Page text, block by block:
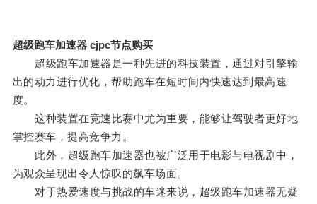
超级跑车加速器 cjpc节点购买
超级跑车加速器是一种先进的科技装置，通过对引擎输
出的动力进行优化，帮助跑车在短时间内快速达到最高速
度。
这种装置在竞速比赛中尤为重要，能够让驾驶者更好地
掌控赛车，提高竞争力。
此外，超级跑车加速器也被广泛用于电影与电视剧中，
为观众呈现出令人惊叹的飙车场面。
对于热爱速度与挑战的车迷来说，超级跑车加速器无疑